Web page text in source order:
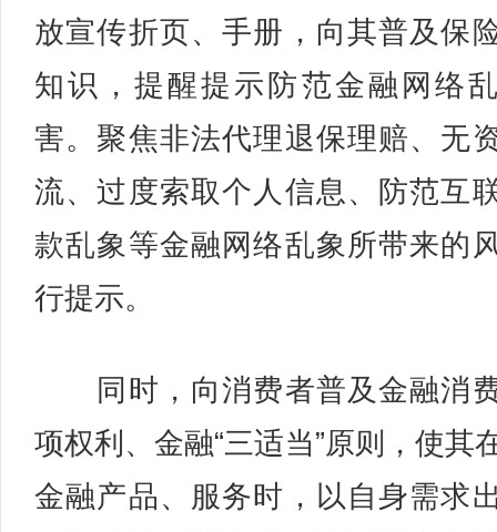
放宣传折页、手册，向其普及保
知识，提醒提示防范金融网络
害。聚焦非法代理退保理赔、无
流、过度索取个人信息、防范互
款乱象等金融网络乱象所带来的
行提示。
同时，向消费者普及金融消
项权利、金融“三适当”原则，使其
金融产品、服务时，以自身需求